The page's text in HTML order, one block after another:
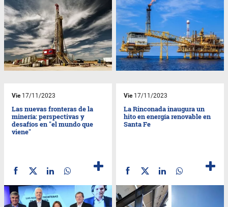
Vie17/11/2023
Las nuevas fronteras de la
minería: perspectivas y
desafíos en "el mundo que
viene"
Vie17/11/2023
La Rinconada inaugura un
hito en energía renovable en
Santa Fe